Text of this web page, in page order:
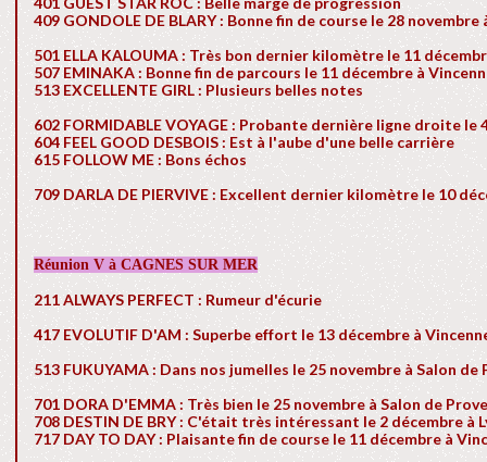
409 GONDOLE DE BLARY : Bonne fin de course le 28 novembre
501 ELLA KALOUMA : Très bon dernier kilomètre le 11
507 EMINAKA : Bonne fin de parcours le 11 décembre à
513 EXCELLENTE GIRL : Plusieurs belles notes
602 FORMIDABLE VOYAGE : Probante dernière ligne droite le
604 FEEL GOOD DESBOIS : Est à l'aube d'une belle carrière
615 FOLLOW ME : Bons échos
709 DARLA DE PIERVIVE : Excellent dernier kilomètre le 10
Réunion V à CAGNES SUR MER
211 ALWAYS PERFECT : Rumeur d'écurie
417 EVOLUTIF D'AM : Superbe effort le 13 décembre à
513 FUKUYAMA : Dans nos jumelles le 25 novembre à Salon de
701 DORA D'EMMA : Très bien le 25 novembre à Salon de
708 DESTIN DE BRY : C'était très intéressant le 2 décembre à
717 DAY TO DAY : Plaisante fin de course le 11 décembre à